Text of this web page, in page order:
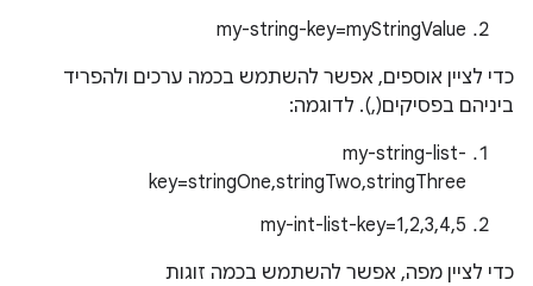
my-string-key=myStringValue
כדי לציין אוספים, אפשר להשתמש בכמה ערכים ולהפריד
ביניהם בפסיקים(,). לדוגמה:
my-string-list-
key=stringOne,stringTwo,stringThree
my-int-list-key=1,2,3,4,5
כדי לציין מפה, אפשר להשתמש בכמה זוגות